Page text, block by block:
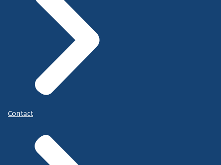
Contact